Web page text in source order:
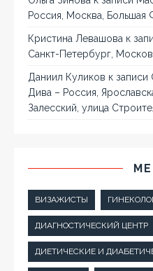
Россия, Москва, Большая
Кристина Левашова к
Санкт-Петербург,
Даниил Куликов к записи
Дива – Россия,
Залесский, улица
ВИЗАЖИСТЫ
ДИАГНОСТИЧЕСКИЙ ЦЕНТР
ДИЕТИЧЕСКИЕ И